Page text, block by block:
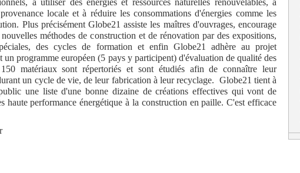
à utiliser des énergies et ressources naturelles renouvelables, à
locale et à réduire les consommations d'énergies comme les
Plus précisément Globe21 assiste les maîtres d'ouvrages, encourage
méthodes de construction et de rénovation par des expositions,
des cycles de formation et enfin Globe21 adhère au projet
programme européen (5 pays y participent) d'évaluation de qualité des
150 matériaux sont répertoriés et sont étudiés afin de connaître leur
un cycle de vie, de leur fabrication à leur recyclage. Globe21 tient à
une liste d'une bonne dizaine de créations effectives qui vont de
haute performance énergétique à la construction en paille. C'est efficace